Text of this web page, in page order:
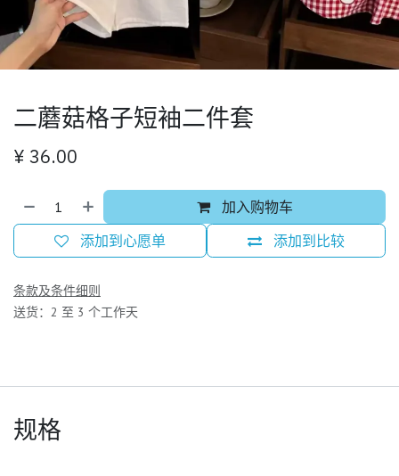
二蘑菇格子短袖二件套
¥ 36.00
加入购物车
添加到比较
添加到心愿单
条款及条件细则
送货：2 至 3 个工作天
规格